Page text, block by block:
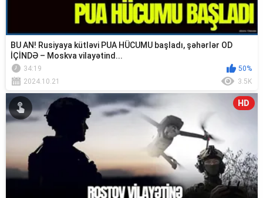
BU AN! Rusiyaya kütləvi PUA HÜCUMU başladı, şəhərlər OD
İÇİNDƏ – Moskva vilayətind...
34:19
50%
2024.10.21
3.5K
HD